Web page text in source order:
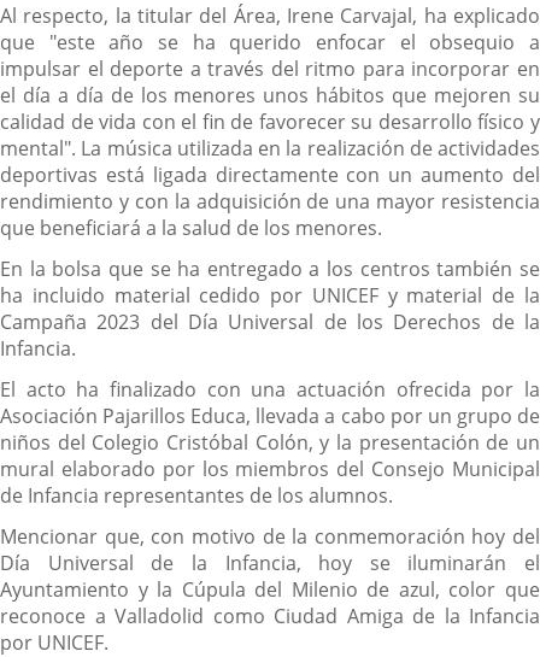
Al respecto, la titular del Área, Irene Carvajal, ha explicado
que "este año se ha querido enfocar el obsequio a
impulsar el deporte a través del ritmo para incorporar en
el día a día de los menores unos hábitos que mejoren su
calidad de vida con el fin de favorecer su desarrollo físico y
mental". La música utilizada en la realización de actividades
deportivas está ligada directamente con un aumento del
rendimiento y con la adquisición de una mayor resistencia
que beneficiará a la salud de los menores.
En la bolsa que se ha entregado a los centros también se
ha incluido material cedido por UNICEF y material de la
Campaña 2023 del Día Universal de los Derechos de la
Infancia.
El acto ha finalizado con una actuación ofrecida por la
Asociación Pajarillos Educa, llevada a cabo por un grupo de
niños del Colegio Cristóbal Colón, y la presentación de un
mural elaborado por los miembros del Consejo Municipal
de Infancia representantes de los alumnos.
Mencionar que, con motivo de la conmemoración hoy del
Día Universal de la Infancia, hoy se iluminarán el
Ayuntamiento y la Cúpula del Milenio de azul, color que
reconoce a Valladolid como Ciudad Amiga de la Infancia
por UNICEF.